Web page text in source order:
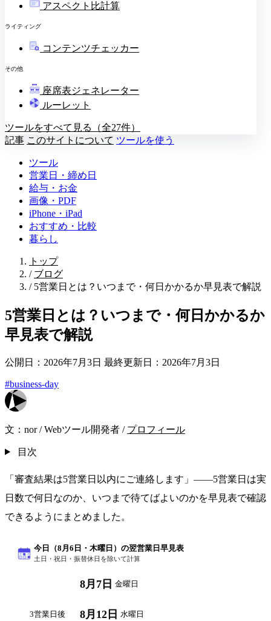
アスペクト比計算
ライティング
コンテンツチェッカー
その他
教壇
座席表ジェネレーター
ルーレット
ツールをすべて見る（全27件）
記事 このサイトについて ツールを使う
ツール
営業日・締め日
給与・お金
画像・PDF
iPhone・iPad
おすすめ・比較
暮らし
トップ
/ ブログ
/ 5営業日とは？いつまで・何日かかるか早見表で解説
5営業日とは？いつまで・何日かかるか
早見表で解説
公開日：2026年7月3日 最終更新日：2026年7月3日
#business-day
文： nor /Webツール開発者 / プロフィール
目次
「審査結果は5営業日以内にご連絡します」——5営業日は実
日数で何日なのか、いつまで待てばよいのかを早見表で確認
できるようにまとめました。
今日（8月6日・木曜日）の翌営業日早見表
土日・祝日・振替休日を除いて計算
8月7日 金曜日
3営業日後 8月12日 水曜日